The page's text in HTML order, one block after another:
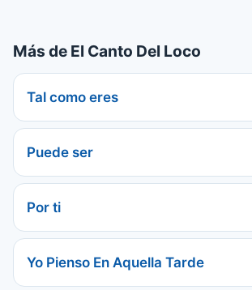
Más de El Canto Del Loco
Tal como eres
Puede ser
Por ti
Yo Pienso En Aquella Tarde